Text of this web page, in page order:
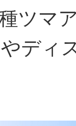
ツマ
ディ